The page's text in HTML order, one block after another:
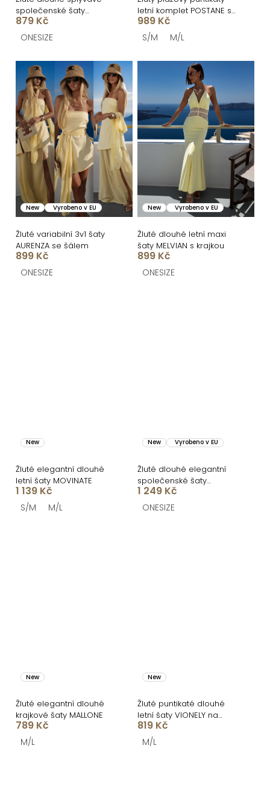
k
ů
společenské šaty
LERDISEL na ramínka
879 Kč
ONESIZE
letní komplet POSTANE se
sukní
989 Kč
S/M M/L
New Vyrobeno v EU
Žluté variabilní 3v1 šaty
AURENZA se šálem
899 Kč
ONESIZE
New Vyrobeno v EU
Žluté dlouhé letní maxi
šaty MELVIAN s krajkou
899 Kč
ONESIZE
New
Žluté elegantní dlouhé
letní šaty MOVINATE
1 139 Kč
S/M M/L
New Vyrobeno v EU
Žluté dlouhé elegantní
společenské šaty
BELLARA na ramínka
1 249 Kč
ONESIZE
New
Žluté elegantní dlouhé
krajkové šaty MALLONE
789 Kč
M/L
New
Žluté puntikaté dlouhé
letní šaty VIONELY na
ramínka
819 Kč
M/L